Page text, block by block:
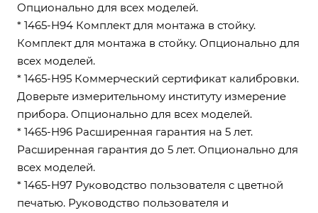
Опционально для всех моделей.
* 1465-H94 Комплект для монтажа в стойку.
Комплект для монтажа в стойку. Опционально для
всех моделей.
* 1465-H95 Коммерческий сертификат калибровки.
Доверьте измерительному институту измерение
прибора. Опционально для всех моделей.
* 1465-H96 Расширенная гарантия на 5 лет.
Расширенная гарантия до 5 лет. Опционально для
всех моделей.
* 1465-H97 Руководство пользователя с цветной
печатью. Руководство пользователя и